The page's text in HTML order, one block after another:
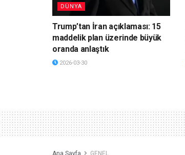
DÜNYA
Trump’tan İran açıklaması: 15
maddelik plan üzerinde büyük
oranda anlaştık
2026-03-30
Ana Sayfa GENEL